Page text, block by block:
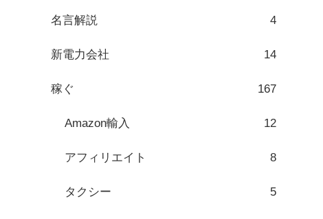
名言解説 4
新電力会社 14
稼ぐ 167
Amazon輸入 12
アフィリエイト 8
タクシー 5